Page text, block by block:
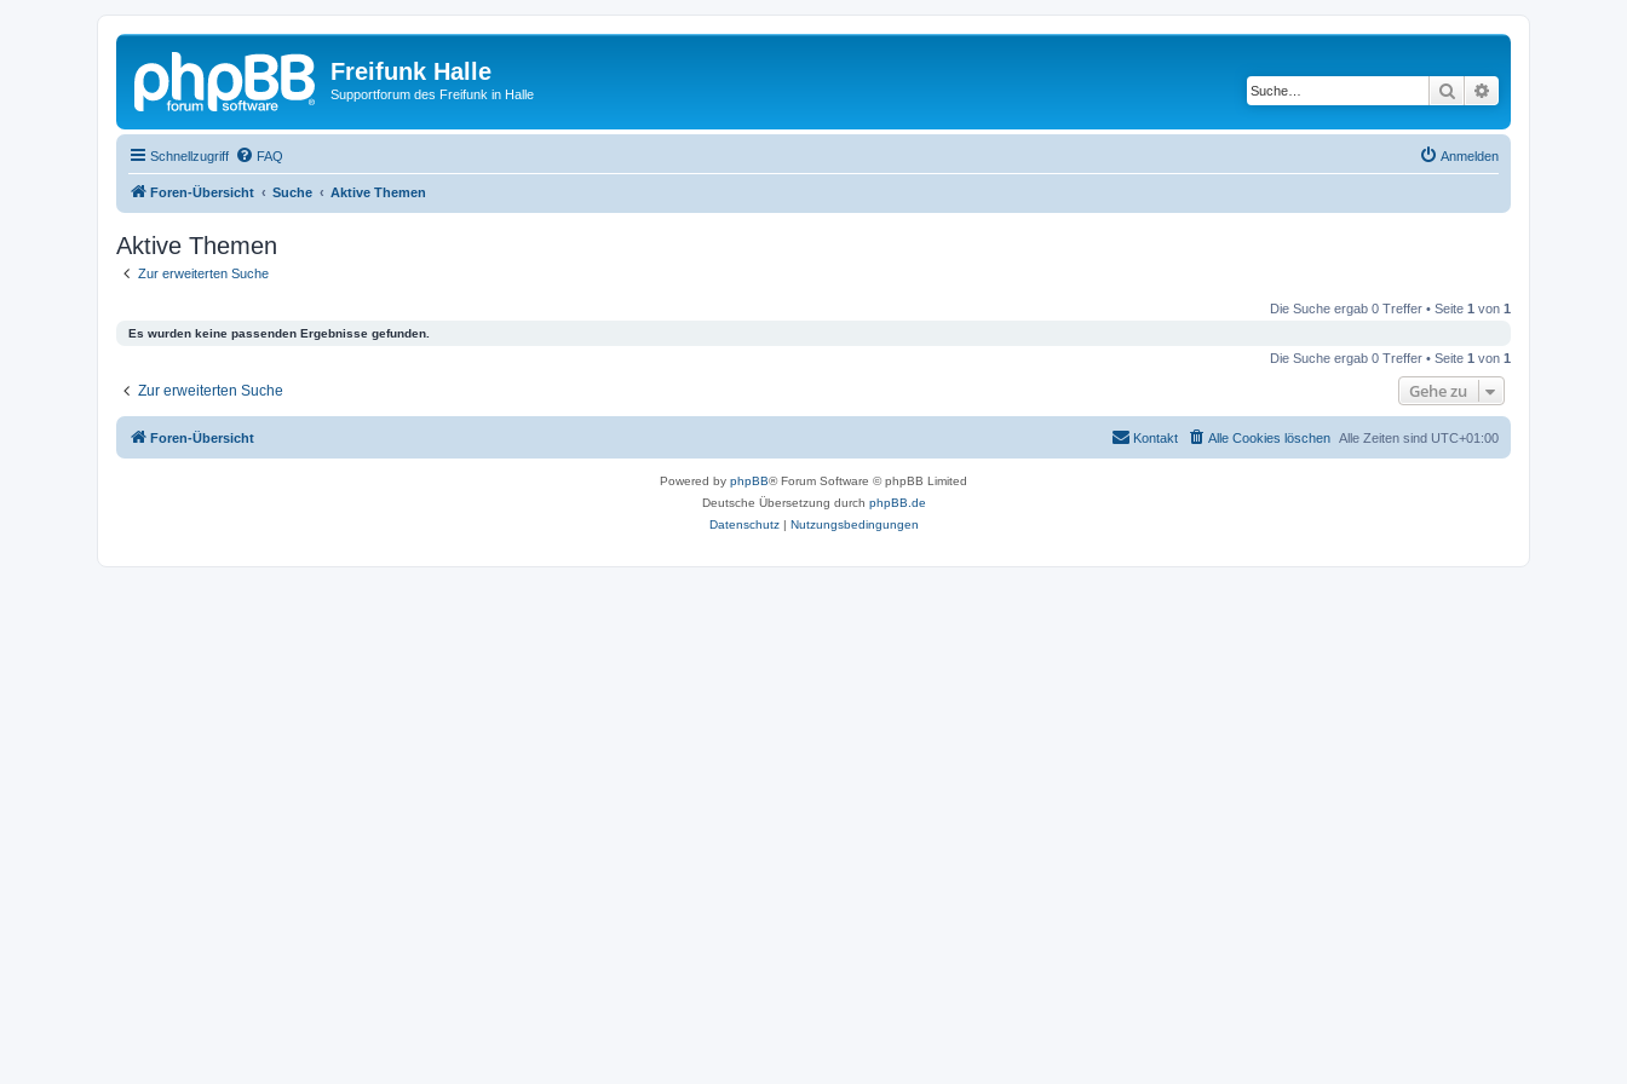
Freifunk Halle
Supportforum des Freifunk in Halle Suche
Schnellzugriff FAQ Anmelden
Foren-Übersicht Suche Aktive Themen
Aktive Themen
Zur erweiterten Suche
Die Suche ergab 0 Treffer • Seite 1 von 1
Es wurden keine passenden Ergebnisse gefunden.
Die Suche ergab 0 Treffer • Seite 1 von 1
Zur erweiterten Suche Gehe zu
Foren-Übersicht Alle Zeiten sind UTC+01:00
Alle Cookies löschen
Kontakt
Powered by phpBB® Forum Software © phpBB Limited
Deutsche Übersetzung durch phpBB.de
Datenschutz| Nutzungsbedingungen